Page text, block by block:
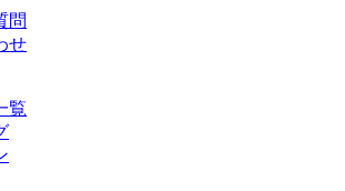
問
せ
覧